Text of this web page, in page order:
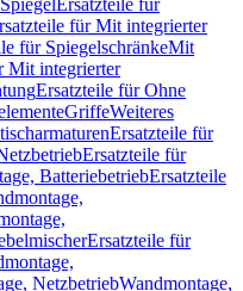
Spiegel Ersatzteile für
für Mit integrierter
für SpiegelschränkeMit
Mit integrierter
Ersatzteile für Ohne
GriffeWeiteres
Ersatzteile für
Ersatzteile für
BatteriebetriebErsatzteile
Ersatzteile für
NetzbetriebWandmontage,